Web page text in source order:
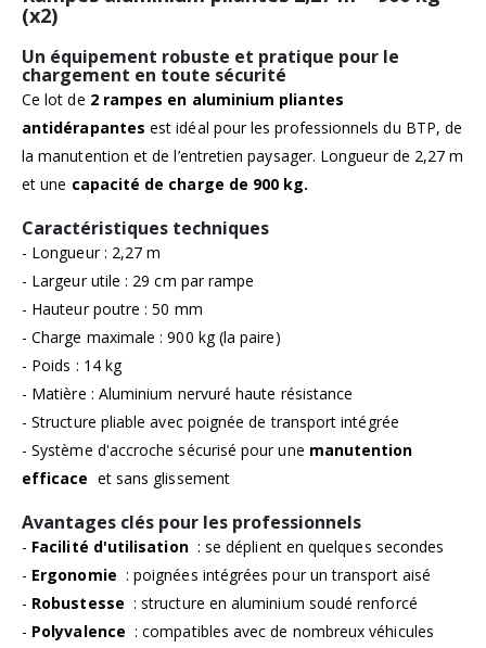
(x2)
Un équipement robuste et pratique pour le
chargement en toute sécurité
Ce lot de 2 rampes en aluminium pliantes
antidérapantes est idéal pour les professionnels du BTP, de
la manutention et de l’entretien paysager. Longueur de 2,27 m
et une capacité de charge de 900 kg.
Caractéristiques techniques
- Longueur : 2,27 m
- Largeur utile : 29 cm par rampe
- Hauteur poutre : 50 mm
- Charge maximale : 900 kg (la paire)
- Poids : 14 kg
- Matière : Aluminium nervuré haute résistance
- Structure pliable avec poignée de transport intégrée
- Système d'accroche sécurisé pour une manutention
efficace et sans glissement
Avantages clés pour les professionnels
- Facilité d'utilisation : se déplient en quelques secondes
- Ergonomie : poignées intégrées pour un transport aisé
- Robustesse : structure en aluminium soudé renforcé
- Polyvalence : compatibles avec de nombreux véhicules